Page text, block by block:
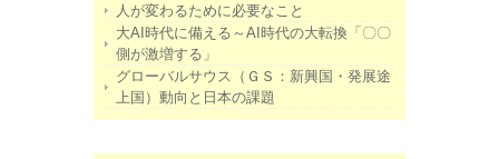
人が変わるために必要なこと
大AI時代に備える～AI時代の大転換「〇〇
側が激増する」
グローバルサウス（ＧＳ：新興国・発展途
上国）動向と日本の課題